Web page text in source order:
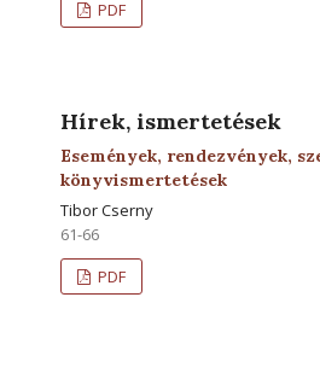
PDF
Hírek, ismertetések
Események, rendezvények,
könyvismertetések
Tibor Cserny
61-66
PDF